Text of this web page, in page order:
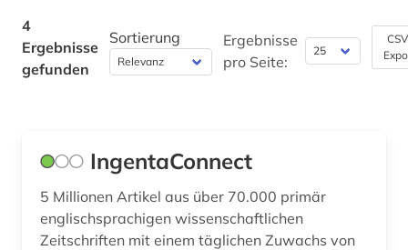
Soziologie (0)
Sport (0)
Werkstoffwissenschaften und
Fertigungstechnik (0)
4
Ergebnisse
gefunden
Sortierung
Ergebnisse
pro Seite:
IngentaConnect
5 Millionen Artikel aus über 70.000 primär
englischsprachigen wissenschaftlichen
Zeitschriften mit einem täglichen Zuwachs von